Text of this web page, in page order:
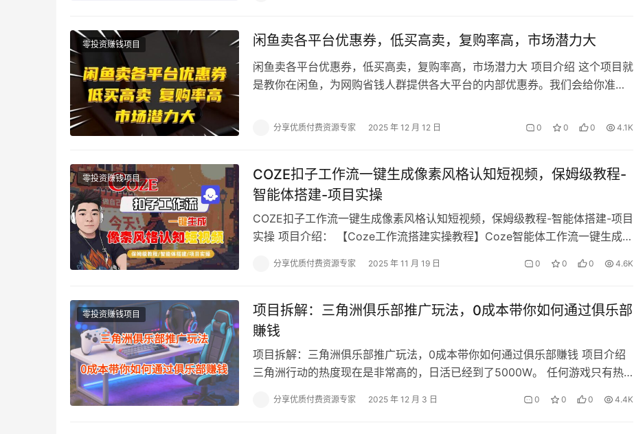
零投资赚钱项目 闲鱼卖各平台优惠券，低买高卖，复购率高，市场潜力大
闲鱼卖各平台优惠券，低买高卖，复购率高，市场潜力大 项目介绍 这个项目就
是教你在闲鱼，为网购省钱人群提供各大平台的内部优惠券。我们会给你准备
分享优质付费资源专家 2025 年 12 月 12 日 0 0 0 4.1K
零投资赚钱项目
COZE扣子工作流一键生成像素风格认知短视频，保姆级教程-
智能体搭建-项目实操
COZE扣子工作流一键生成像素风格认知短视频，保姆级教程-智能体搭建-项目
实操 项目介绍： 【Coze工作流搭建实操教程】Coze智能体工作流一键生成
分享优质付费资源专家 2025 年 11 月 19 日 0 0 0 4.6K
零投资赚钱项目
项目拆解：三角洲俱乐部推广玩法，0成本带你如何通过俱乐部
賺钱
项目拆解：三角洲俱乐部推广玩法，0成本带你如何通过俱乐部賺钱 项目介绍
三角洲行动的热度现在是非常高的，日活已经到了5000W。 任何游戏只有热
分享优质付费资源专家 2025 年 12 月 3 日 0 0 0 4.4K